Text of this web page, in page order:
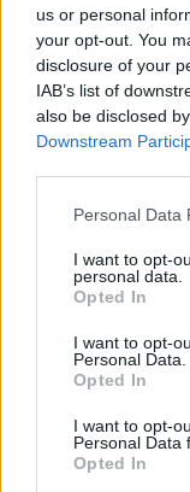
us or personal
your opt-out. You
disclosure of your
IAB’s list of
also be disclosed
Downstream
Personal Data
I want to opt-
personal data.
Opted In
I want to opt-
Personal Data.
Opted In
I want to opt-
Personal Data
Opted In
dit bedrag
Dit ziet de
Bommel als
Nieuw
Italiaanse
Bosz wil
Wanneer is